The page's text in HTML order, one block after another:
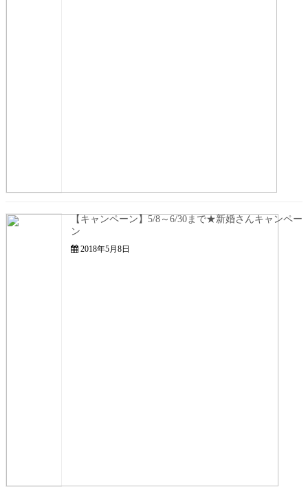
【キャンペーン】5/8～6/30まで★新婚さんキャンペー
ン
2018年5月8日